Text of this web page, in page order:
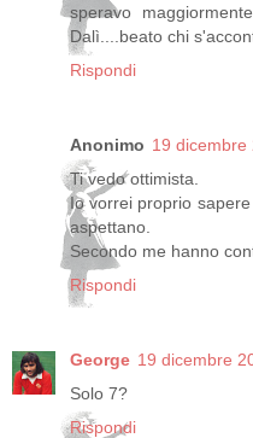
speravo
Dalì....beato chi
Rispondi
Anonimo 19 dicembre
Ti vedo ottimista.
Io vorrei proprio
aspettano.
Secondo me hanno
Rispondi
George 19 dicembre
Solo 7?
Rispondi